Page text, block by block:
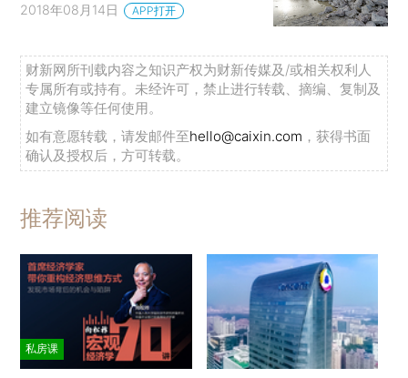
2018年08月14日 APP打开
财新网所刊载内容之知识产权为财新传媒及/或相关权利人
专属所有或持有。未经许可，禁止进行转载、摘编、复制及
建立镜像等任何使用。
如有意愿转载，请发邮件至hello@caixin.com ，获得书面
确认及授权后，方可转载。
推荐阅读
私房课